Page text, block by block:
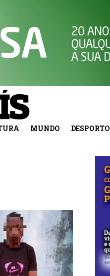
MUNDO DESPORTO